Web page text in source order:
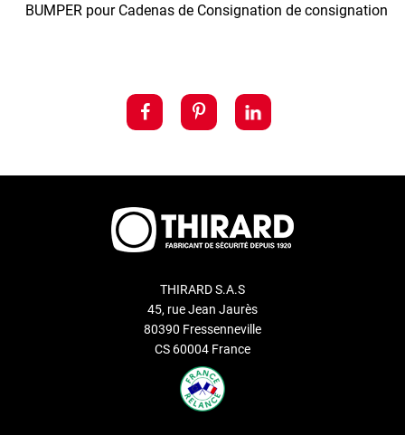
BUMPER pour Cadenas de Consignation de consignation
THIRARD S.A.S
45, rue Jean Jaurès
80390 Fressenneville
CS 60004 France